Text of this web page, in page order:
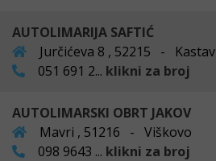
AUTOLIMARIJA SAFTIĆ
Jurčićeva 8 , 52215 - Kastav
051 691 2... klikni za broj
AUTOLIMARSKI OBRT JAKOV
Mavri , 51216 - Viškovo
098 9643 ... klikni za broj